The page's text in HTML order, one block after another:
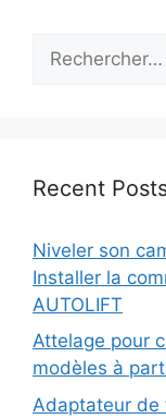
Recent
Niveler son
Installer la
AUTOLIFT
Attelage pour
modèles à
Adaptateur de